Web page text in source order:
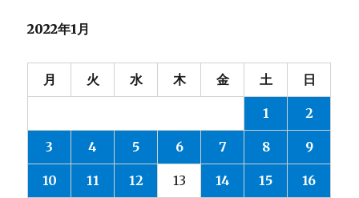
2022年1月
月 火 水 木 金 土 日
1 2
3 4 5 6 7 8 9
10 11 12 13 14 15 16